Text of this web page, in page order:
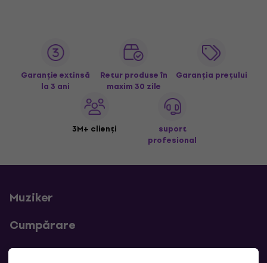
Garanție extinsă
la 3 ani
Retur produse în
maxim 30 zile
Garanția prețului
3M+ clienți
suport
profesional
Muziker
Cumpărare
Linkuri utile